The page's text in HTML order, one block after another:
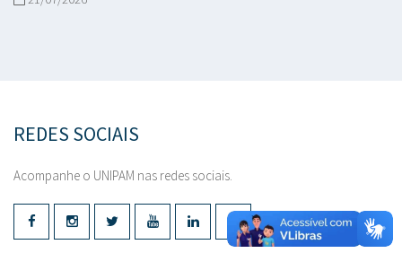
REDES SOCIAIS
Acompanhe o UNIPAM nas redes sociais.